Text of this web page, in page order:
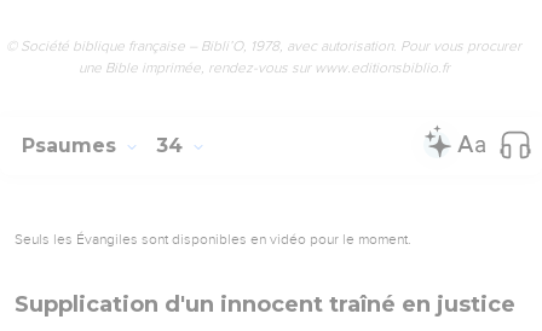
© Société biblique française – Bibli’O, 1978, avec autorisation. Pour vous procurer
une Bible imprimée, rendez-vous sur www.editionsbiblio.fr
Psaumes 34
Seuls les Évangiles sont disponibles en vidéo pour le moment.
Supplication d'un innocent traîné en justice